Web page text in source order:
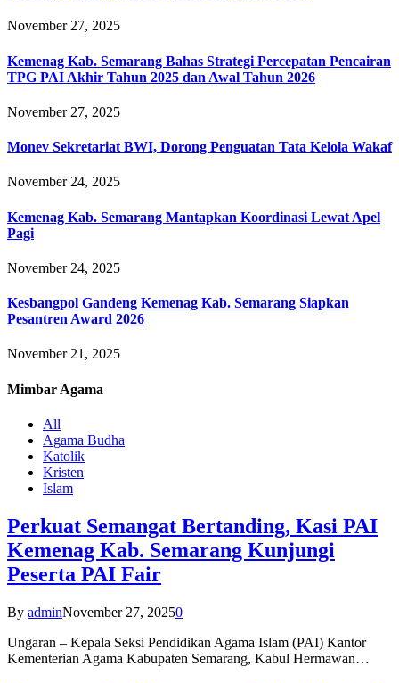
November 27, 2025
Kemenag Kab. Semarang Bahas Strategi Percepatan Pencairan
TPG PAI Akhir Tahun 2025 dan Awal Tahun 2026
November 27, 2025
Monev Sekretariat BWI, Dorong Penguatan Tata Kelola Wakaf
November 24, 2025
Kemenag Kab. Semarang Mantapkan Koordinasi Lewat Apel
Pagi
November 24, 2025
Kesbangpol Gandeng Kemenag Kab. Semarang Siapkan
Pesantren Award 2026
November 21, 2025
Mimbar Agama
All
Agama Budha
Katolik
Kristen
Islam
Perkuat Semangat Bertanding, Kasi PAI
Kemenag Kab. Semarang Kunjungi
Peserta PAI Fair
By adminNovember 27, 20250
Ungaran – Kepala Seksi Pendidikan Agama Islam (PAI) Kantor
Kementerian Agama Kabupaten Semarang, Kabul Hermawan…